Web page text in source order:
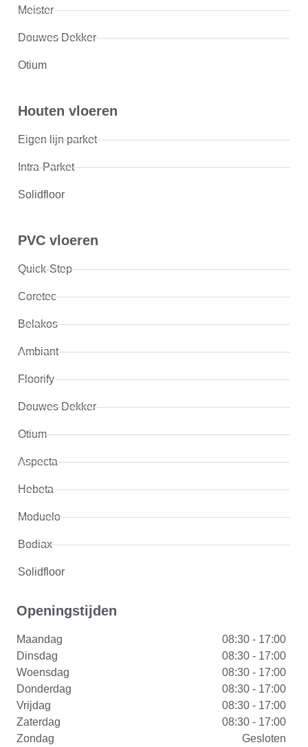
Meister
Douwes Dekker
Otium
Houten vloeren
Eigen lijn parket
Intra-Parket
Solidfloor
PVC vloeren
Quick-Step
Coretec
Belakos
Ambiant
Floorify
Douwes Dekker
Otium
Aspecta
Hebeta
Moduelo
Bodiax
Solidfloor
Openingstijden
Maandag
08:30 - 17:00
Dinsdag
08:30 - 17:00
Woensdag
08:30 - 17:00
Donderdag
08:30 - 17:00
Vrijdag
08:30 - 17:00
Zaterdag
08:30 - 17:00
Zondag
Gesloten